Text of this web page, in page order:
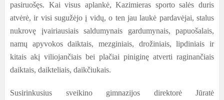
pasiruošęs. Kai visus aplankė, Kazimieras sporto salės duris
atvėrė, ir visi sugužėjo į vidų, o ten jau laukė pardavėjai, stalus
nukrovę įvairiausiais saldumynais gardumynais, papuošalais,
namų apyvokos daiktais, mezginiais, drožiniais, lipdiniais ir
kitais akį viliojančiais bei plačiai piniginę atverti raginančiais
daiktais, daikteliais, daikčiukais.
Susirinkusius sveikino gimnazijos direktorė Jūratė